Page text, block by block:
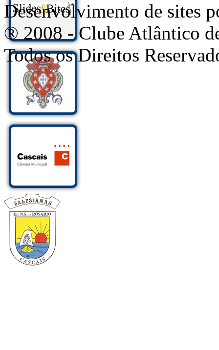
Desenvolvimento de sites
® 2008 - Clube Atlântico
Todos os Direitos